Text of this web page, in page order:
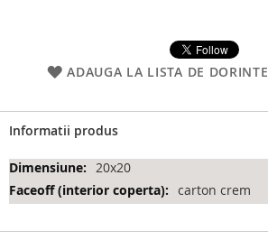
ADAUGA LA LISTA DE DORINTE
Informatii produs
Informatii
produs
20x20
carton crem